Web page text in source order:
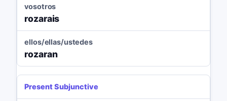
vosotros
rozarais
ellos/ellas/ustedes
rozaran
Present Subjunctive